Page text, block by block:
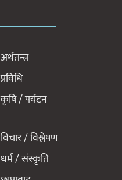
अर्थतन्त्र
प्रविधि
कृषि / पर्यटन
विचार / विश्लेषण
धर्म / संस्कृति